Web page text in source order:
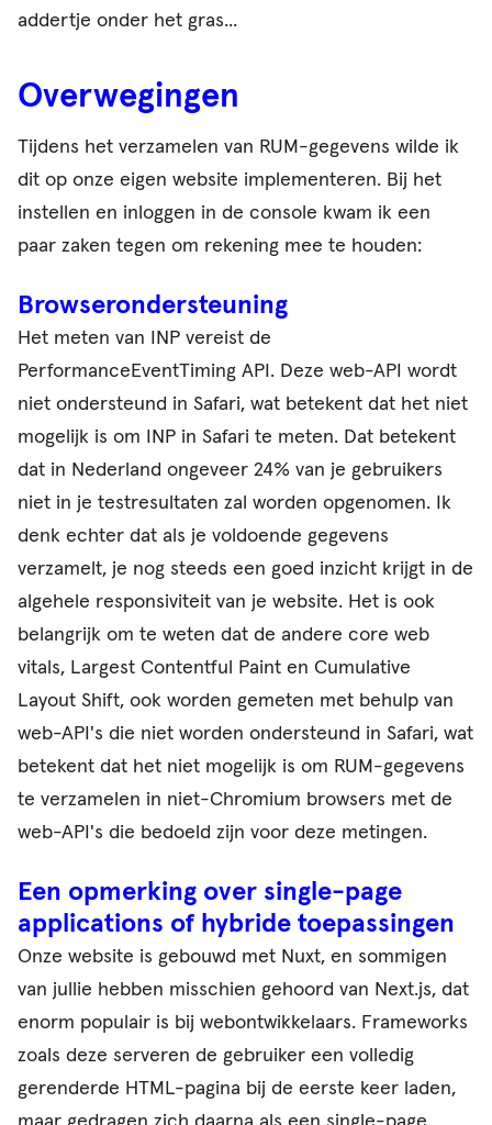
addertje onder het gras...
Overwegingen
Tijdens het verzamelen van RUM-gegevens wilde ik
dit op onze eigen website implementeren. Bij het
instellen en inloggen in de console kwam ik een
paar zaken tegen om rekening mee te houden:
Browserondersteuning
Het meten van INP vereist de
PerformanceEventTiming API. Deze web-API wordt
niet ondersteund in Safari, wat betekent dat het niet
mogelijk is om INP in Safari te meten. Dat betekent
dat in Nederland ongeveer 24% van je gebruikers
niet in je testresultaten zal worden opgenomen. Ik
denk echter dat als je voldoende gegevens
verzamelt, je nog steeds een goed inzicht krijgt in de
algehele responsiviteit van je website. Het is ook
belangrijk om te weten dat de andere core web
vitals, Largest Contentful Paint en Cumulative
Layout Shift, ook worden gemeten met behulp van
web-API's die niet worden ondersteund in Safari, wat
betekent dat het niet mogelijk is om RUM-gegevens
te verzamelen in niet-Chromium browsers met de
web-API's die bedoeld zijn voor deze metingen.
Een opmerking over single-page
applications of hybride toepassingen
Onze website is gebouwd met Nuxt, en sommigen
van jullie hebben misschien gehoord van Next.js, dat
enorm populair is bij webontwikkelaars. Frameworks
zoals deze serveren de gebruiker een volledig
gerenderde HTML-pagina bij de eerste keer laden,